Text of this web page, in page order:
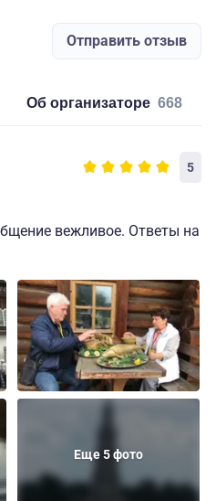
Отправить отзыв
об организаторе 668
5
вежливое. Ответы на
Еще 5 фото